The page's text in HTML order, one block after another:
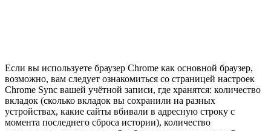
Если вы используете браузер Chrome как основной браузер,
возможно, вам следует ознакомиться со страницей настроек
Chrome Sync вашей учётной записи, где хранятся: количество
вкладок (сколько вкладок вы сохранили на разных
устройствах, какие сайты вбивали в адресную строку с
момента последнего сброса истории), количество